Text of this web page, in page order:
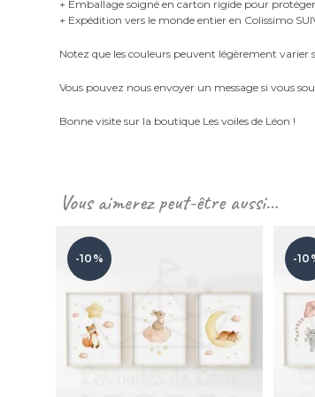
+ Emballage soigné en carton rigide pour
+ Expédition vers le monde entier en Colissimo
Notez que les couleurs peuvent légèrement varier
Vous pouvez nous envoyer un message si vous
Bonne visite sur la boutique Les voiles de Léon !
Vous aimerez peut-être aussi…
-10% -